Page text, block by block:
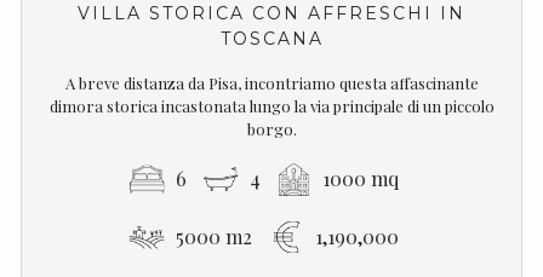
VILLA STORICA CON AFFRESCHI IN
TOSCANA
A breve distanza da Pisa, incontriamo questa affascinante
dimora storica incastonata lungo la via principale di un piccolo
borgo.
6 4 1000 mq
5000 m2 1,190,000